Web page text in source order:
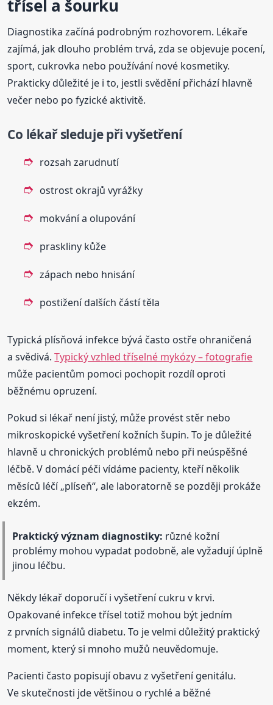
třísel a šourku
Diagnostika začíná podrobným rozhovorem. Lékaře
zajímá, jak dlouho problém trvá, zda se objevuje pocení,
sport, cukrovka nebo používání nové kosmetiky.
Prakticky důležité je i to, jestli svědění přichází hlavně
večer nebo po fyzické aktivitě.
Co lékař sleduje při vyšetření
rozsah zarudnutí
ostrost okrajů vyrážky
mokvání a olupování
praskliny kůže
zápach nebo hnisání
postižení dalších částí těla
Typická plísňová infekce bývá často ostře ohraničená
a svědivá.Typický vzhled tříselné mykózy – fotografie
může pacientům pomoci pochopit rozdíl oproti
běžnému opruzení.
Pokud si lékař není jistý, může provést stěr nebo
mikroskopické vyšetření kožních šupin. To je důležité
hlavně u chronických problémů nebo při neúspěšné
léčbě. V domácí péči vídáme pacienty, kteří několik
měsíců léčí „plíseň“, ale laboratorně se později prokáže
ekzém.
Praktický význam diagnostiky: různé kožní
problémy mohou vypadat podobně, ale vyžadují úplně
jinou léčbu.
Někdy lékař doporučí i vyšetření cukru v krvi.
Opakované infekce třísel totiž mohou být jedním
z prvních signálů diabetu. To je velmi důležitý praktický
moment, který si mnoho mužů neuvědomuje.
Pacienti často popisují obavu z vyšetření genitálu.
Ve skutečnosti jde většinou o rychlé a běžné